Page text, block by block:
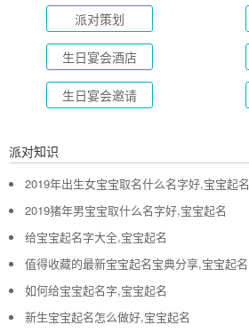
派对策划
生日宴会酒店
生日宴会邀请
派对知识
2019年出生女宝宝取名什么名字好,宝宝起名
2019猪年男宝宝取什么名字好,宝宝起名
给宝宝起名字大全,宝宝起名
值得收藏的最新宝宝起名宝典分享,宝宝起名
如何给宝宝起名字,宝宝起名
新生宝宝起名怎么做好,宝宝起名